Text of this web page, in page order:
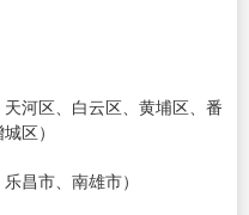
河区、白云区、黄埔区、番
区）
昌市、南雄市）